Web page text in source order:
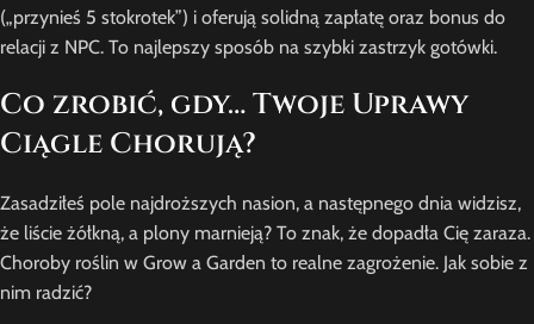
(„przynieś 5 stokrotek”) i oferują solidną zapłatę oraz bonus do
relacji z NPC. To najlepszy sposób na szybki zastrzyk gotówki.
Co zrobić, gdy… Twoje Uprawy
Ciągle Chorują?
Zasadziłeś pole najdroższych nasion, a następnego dnia widzisz,
że liście żółkną, a plony marnieją? To znak, że dopadła Cię zaraza.
Choroby roślin w Grow a Garden to realne zagrożenie. Jak sobie z
nim radzić?